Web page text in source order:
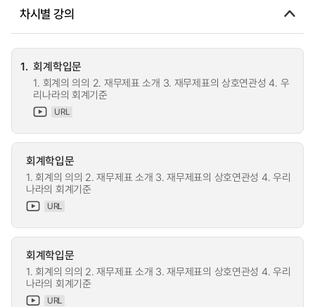
차시별 강의
1. 회계학입문
1. 회계의 의의 2. 재무제표 소개 3. 재무제표의 상호연관성 4. 우
리나라의 회계기준
URL
회계학입문
1. 회계의 의의 2. 재무제표 소개 3. 재무제표의 상호연관성 4. 우리
나라의 회계기준
URL
회계학입문
1. 회계의 의의 2. 재무제표 소개 3. 재무제표의 상호연관성 4. 우리
나라의 회계기준
URL